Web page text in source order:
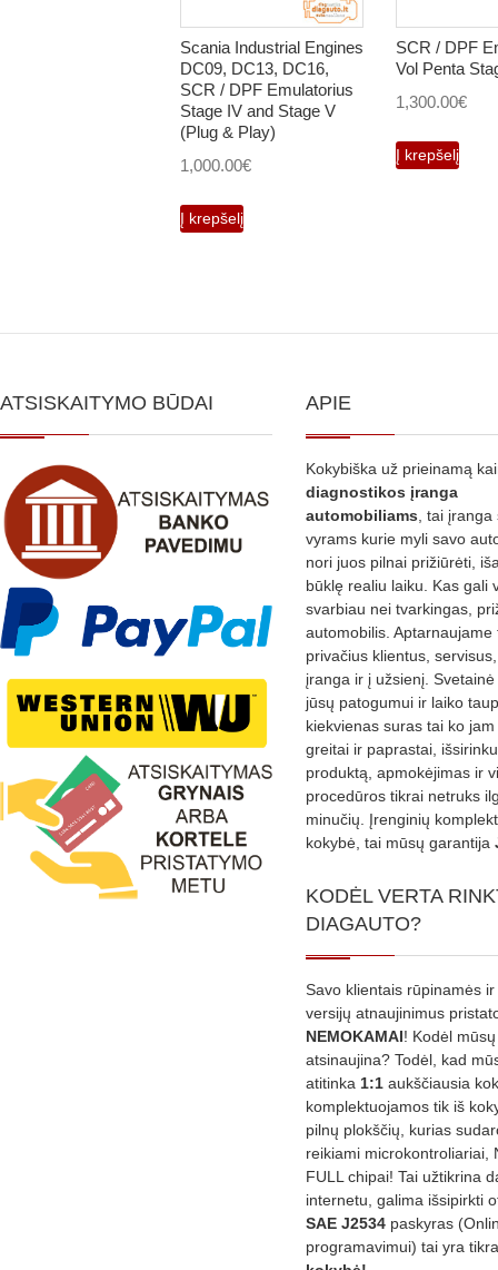
Scania Industrial Engines
DC09, DC13, DC16,
SCR / DPF Emulatorius
Stage IV and Stage V
(Plug & Play)
1,000.00€
Į krepšelį
SCR / DPF
Vol Penta
1,300.00€
Į krepšelį
ATSISKAITYMO BŪDAI APIE
Kokybiška už prieinamą
diagnostikos įranga
automobiliams , tai
vyrams kurie myli savo
nori juos pilnai prižiūrėti,
būklę realiu laiku. Kas gali
svarbiau nei tvarkingas,
automobilis. Aptarnaujame
privačius klientus,
įranga ir į užsienį.
jūsų patogumui ir laiko
kiekvienas suras tai ko
greitai ir paprastai,
produktą, apmokėjimas ir
procedūros tikrai netruks
minučių. Įrenginių
kokybė, tai mūsų garantija
KODĖL VERTA
DIAGAUTO?
Savo klientais rūpinamės
versijų atnaujinimus
NEMOKAMAI! Kodėl
atsinaujina? Todėl, kad
atitinka 1:1 aukščiausia
komplektuojamos tik iš
pilnų plokščių, kurias
reikiami microkontroliariai,
FULL chipai! Tai užtikrina
internetu, galima išsipirkti
SAE J2534 paskyras
programavimui) tai yra